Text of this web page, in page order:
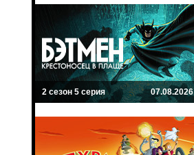
2 сезон 5 серия 07.08.2026